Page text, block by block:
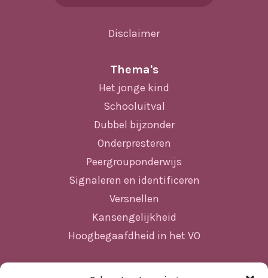
Disclaimer
Thema's
Het jonge kind
Schooluitval
Dubbel bijzonder
Onderpresteren
Peergrouponderwijs
Signaleren en identificeren
Versnellen
Kansengelijkheid
Hoogbegaafdheid in het VO